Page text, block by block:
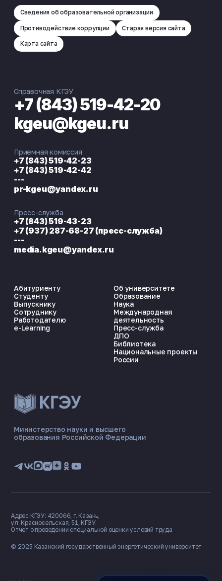
ЭНЕРГОКОД — ПОМОЩНИК КГЭУ
📋 Приёмная комиссия
🏠 Общежитие
Сведения об образовательной организации
Противодействие коррупции Старая версия сайта
Карта сайта
Министерство науки и высшего
образования Российской Федерации
Абитуриенту
Студенту
Выпускнику
Сотруднику
Работодателю
e-Learning
Об университете
Образование
Наука
Международная
деятельность
Пресс-служба
ДПО
Библиотека
Национальные проекты
России
Справочная КГЭУ
+7 (843) 519-42-20
kgeu@kgeu.ru
Приемная комиссия
+7 (843) 519-42-23
+7 (843) 519-42-42
---
pr-kgeu@yandex.ru
Пресс-служба
+7 (843) 519-43-23
+7 (937) 287-68-27 (пресс-служба)
---
media.kgeu@yandex.ru
© 2025 Казанский государственный энергетический университет
Адрес КГЭУ: 420066, г. Казань,
ул. Красносельская, 51, КГЭУ.
Отчет о проведении специальной оценки условий труда